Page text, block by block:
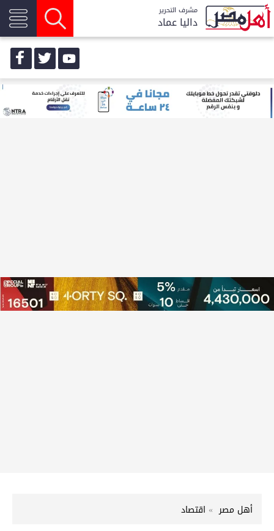
مشرف التحرير
داليا عماد
أهل مصر اقتصاد